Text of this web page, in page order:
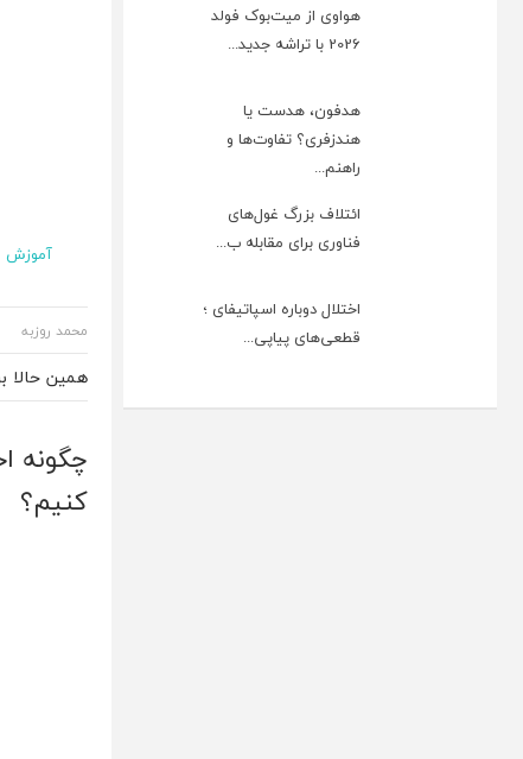
هواوی از میت‌بوک فولد
2026 با تراشه جدید...
هدفون، هدست یا
هندزفری؟ تفاوت‌ها و
راهنم...
ائتلاف بزرگ غول‌های
فناوری برای مقابله ب...
اختلال دوباره اسپاتیفای ؛
قطعی‌های پیاپی...
آموزش
محمد روزبه
همین حالا
چگونه
کنیم؟